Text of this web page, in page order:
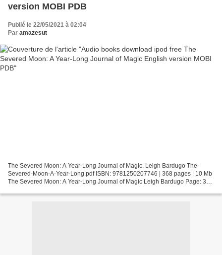
version MOBI PDB
Publié le 22/05/2021 à 02:04
Par amazesut
The Severed Moon: A Year-Long Journal of Magic. Leigh Bardugo The-
Severed-Moon-A-Year-Long.pdf ISBN: 9781250207746 | 368 pages | 10 Mb
The Severed Moon: A Year-Long Journal of Magic Leigh Bardugo Page: 368